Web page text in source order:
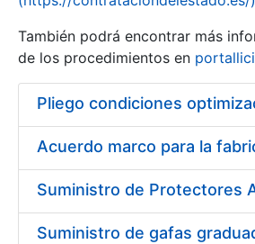
También podrá encontrar más
de los procedimientos en